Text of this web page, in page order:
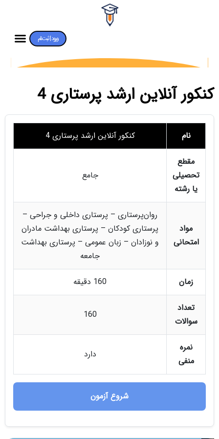
ورود | ثبت‌نام
کنکور آنلاین ارشد پرستاری 4
نام کنکور آنلاین ارشد پرستاری 4
مقطع
تحصیلی
یا رشته
جامع
مواد
امتحانی
روان‌پرستاری – پرستاری داخلی و جراحی –
پرستاری کودکان – پرستاری بهداشت مادران
و نوزادان – زبان عمومی – پرستاری بهداشت
جامعه
زمان 160 دقیقه
تعداد
سوالات
160
نمره
منفی
دارد
شروع آزمون